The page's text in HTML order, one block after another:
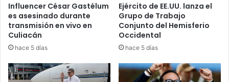
Influencer César Gastélum
es asesinado durante
transmisión en vivo en
Culiacán
hace 5 días
Ejército de EE.UU. lanza el
Grupo de Trabajo
Conjunto del Hemisferio
Occidental
hace 5 días